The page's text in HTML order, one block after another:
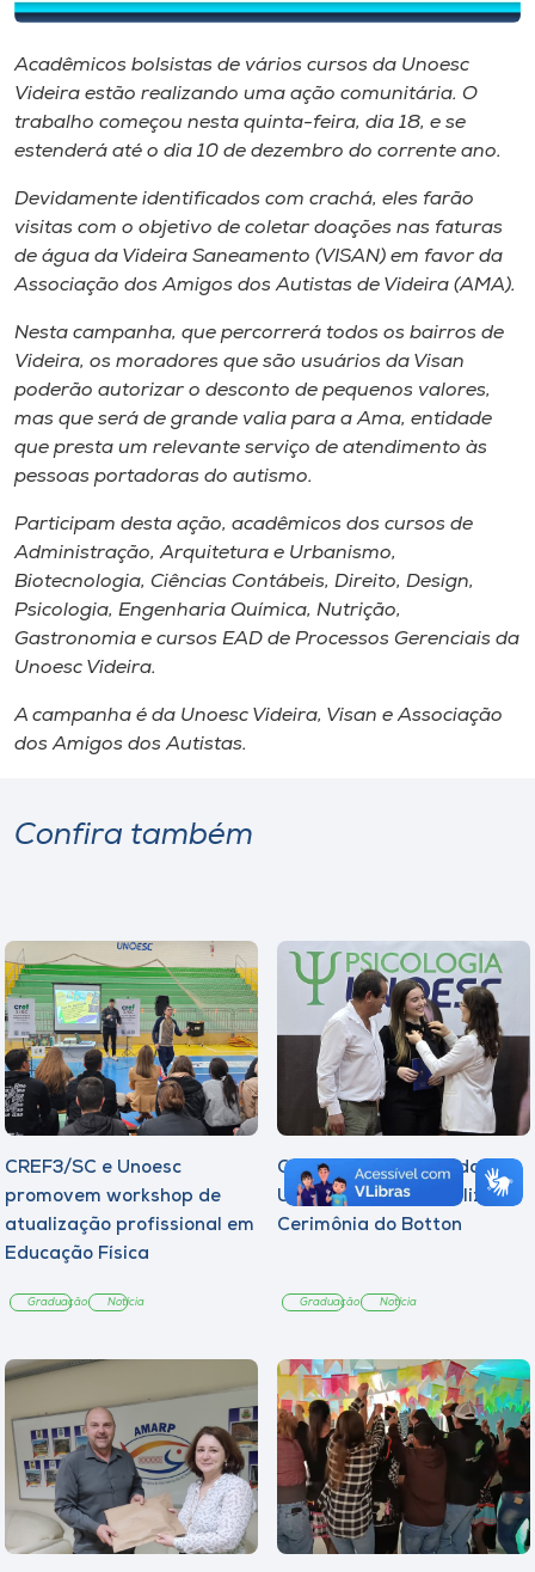
Store
Selecione
Acadêmicos bolsistas de vários cursos da Unoesc
Videira estão realizando uma ação comunitária. O
trabalho começou nesta quinta-feira, dia 18, e se
estenderá até o dia 10 de dezembro do corrente ano.
Devidamente identificados com crachá, eles farão
visitas com o objetivo de coletar doações nas faturas
de água da Videira Saneamento (VISAN) em favor da
Associação dos Amigos dos Autistas de Videira (AMA).
Nesta campanha, que percorrerá todos os bairros de
Videira, os moradores que são usuários da Visan
poderão autorizar o desconto de pequenos valores,
mas que será de grande valia para a Ama, entidade
que presta um relevante serviço de atendimento às
pessoas portadoras do autismo.
Participam desta ação, acadêmicos dos cursos de
Administração, Arquitetura e Urbanismo,
Biotecnologia, Ciências Contábeis, Direito, Design,
Psicologia, Engenharia Química, Nutrição,
Gastronomia e cursos EAD de Processos Gerenciais da
Unoesc Videira.
A campanha é da Unoesc Videira, Visan e Associação
dos Amigos dos Autistas.
Confira também
CREF3/SC e Unoesc
promovem workshop de
atualização profissional em
Educação Física
Graduação Notícia
Curso de Psicologia da
Unoesc Joaçaba realiza 2ª
Cerimônia do Botton
Graduação Notícia